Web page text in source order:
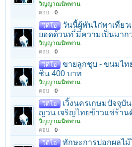
วิญญาณนิพพาน
ตอบ: 0
วีดีโอ
วันนี้ผู้พันไก่พาเที่ยว
ยอดด้วนท ี่มีความเป็นมาก
วิญญาณนิพพาน
ตอบ: 0
วีดีโอ
ขายลูกชุบ - ขนมไท
ชิ้น 400 บาท
วิญญาณนิพพาน
ตอบ: 0
วีดีโอ
เวิ้งนครเกษมปัจจุบั
ญวน เจริญไทยข้าวแช่ร้าน
วิญญาณนิพพาน
ตอบ: 0
วีดีโอ
ทักษะการปอกผลไ